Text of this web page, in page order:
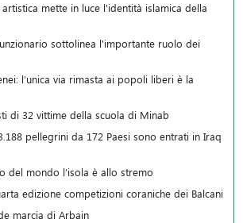
mette in luce l'identità islamica della
sottolinea l'importante ruolo dei
l’unica via rimasta ai popoli liberi è la
di 32 vittime della scuola di Minab
pellegrini da 172 Paesi sono entrati in Iraq
del mondo l’isola è allo stremo
edizione competizioni coraniche dei Balcani
marcia di Arbain